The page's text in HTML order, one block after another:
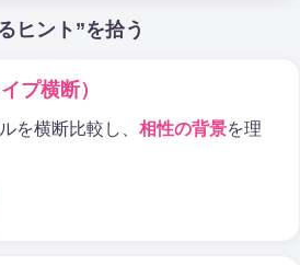
ヒント”を拾う
プ横断）
を横断比較し、 相性の背景を理